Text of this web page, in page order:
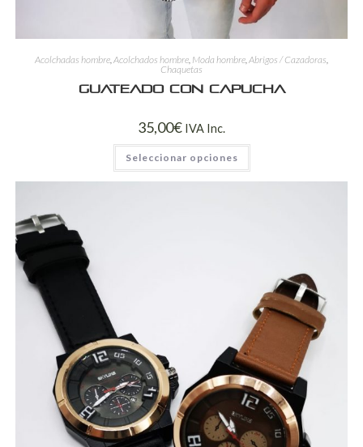
Acolchadas hombre Acolchados hombre Moda hombre Abrigos / Cazadoras
Chaquetas
Guateado con capucha
35,00€ IVA Inc.
Seleccionar opciones